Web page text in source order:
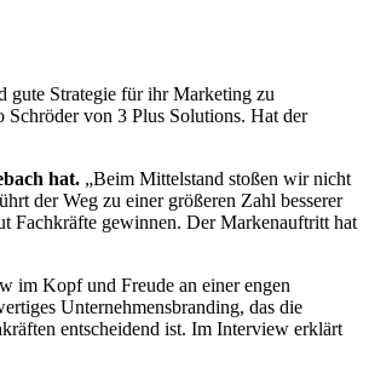
gute Strategie für ihr Marketing zu
von 3 Plus Solutions. Hat der
hat. „Beim Mittelstand stoßen wir nicht
der Weg zu einer größeren Zahl besserer
Fachkräfte gewinnen. Der Markenauftritt hat
im Kopf und Freude an einer engen
Unternehmensbranding, das die
entscheidend ist. Im Interview erklärt